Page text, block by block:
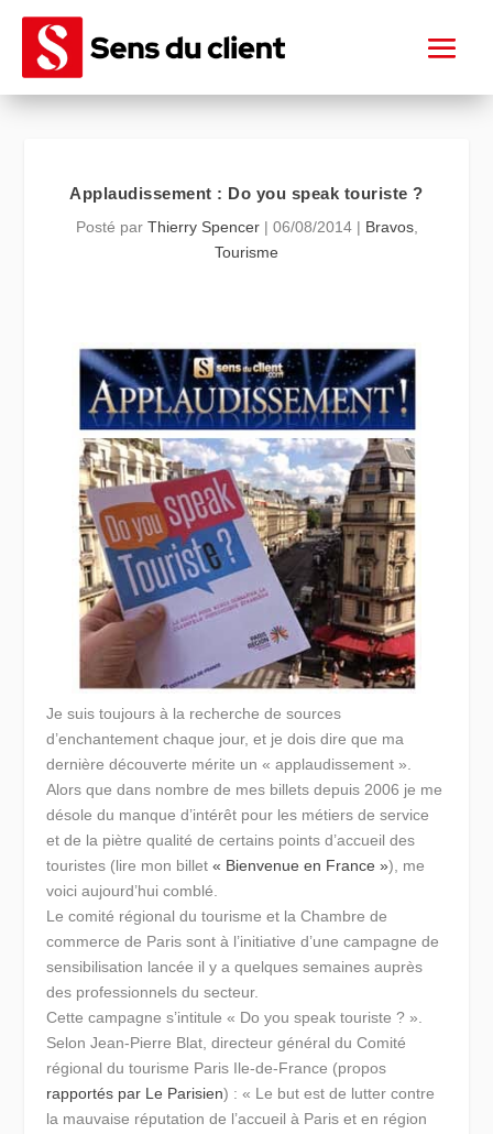
Applaudissement : Do you speak touriste ?
Posté par Thierry Spencer| 06/08/2014| Bravos,
Tourisme
Je suis toujours à la recherche de sources
d’enchantement chaque jour, et je dois dire que ma
dernière découverte mérite un « applaudissement ».
Alors que dans nombre de mes billets depuis 2006 je me
désole du manque d’intérêt pour les métiers de service
et de la piètre qualité de certains points d’accueil des
touristes (lire mon billet« Bienvenue en France »), me
voici aujourd’hui comblé.
Le comité régional du tourisme et la Chambre de
commerce de Paris sont à l’initiative d’une campagne de
sensibilisation lancée il y a quelques semaines auprès
des professionnels du secteur.
Cette campagne s’intitule« Do you speak touriste ? ».
Selon Jean-Pierre Blat, directeur général du Comité
régional du tourisme Paris Ile-de-France (propos
rapportés par Le Parisien) :« Le but est de lutter contre
la mauvaise réputation de l’accueil à Paris et en région